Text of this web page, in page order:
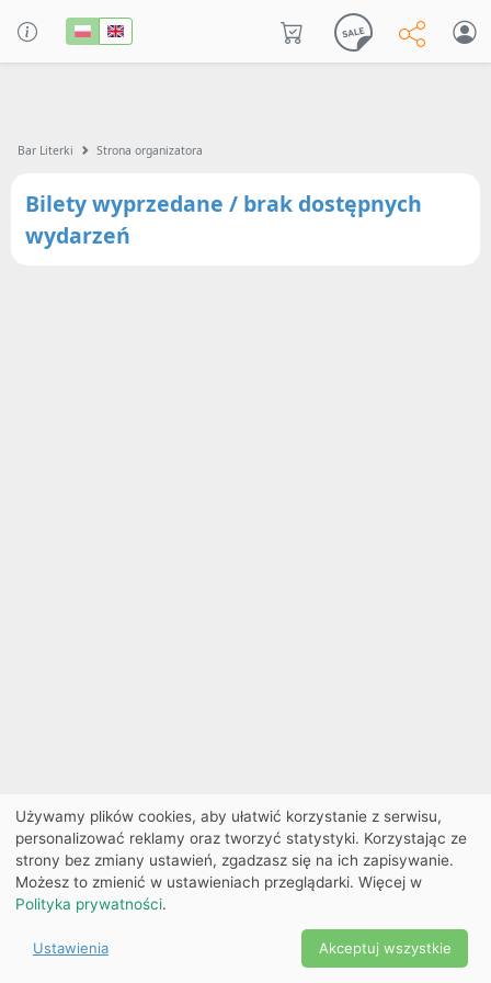
Bar Literki Strona organizatora
Bilety wyprzedane / brak dostępnych
wydarzeń
Ekobilet2026 |
Ustawienia
cookies
2026
Używamy plików cookies, aby ułatwić korzystanie z serwisu,
personalizować reklamy oraz tworzyć statystyki. Korzystając ze
strony bez zmiany ustawień, zgadzasz się na ich zapisywanie.
Możesz to zmienić w ustawieniach przeglądarki. Więcej w
Polityka prywatności.
Ustawienia Akceptuj wszystkie